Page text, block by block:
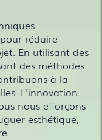
réduire
En utilisant des
des méthodes
à la
L'innovation
nous efforçons
esthétique,